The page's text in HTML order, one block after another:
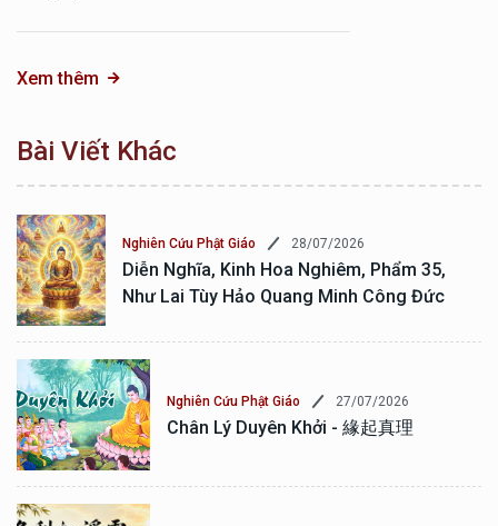
Xem thêm
Bài Viết Khác
Nghiên Cứu Phật Giáo 28/07/2026
Diễn Nghĩa, Kinh Hoa Nghiêm, Phẩm 35,
Như Lai Tùy Hảo Quang Minh Công Đức
Nghiên Cứu Phật Giáo 27/07/2026
Chân Lý Duyên Khởi - 緣起真理